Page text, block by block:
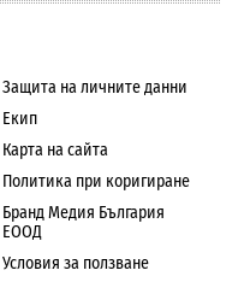
Защита на личните данни
Екип
Карта на сайта
Политика при коригиране
Бранд Медия България
ЕООД
Условия за ползване